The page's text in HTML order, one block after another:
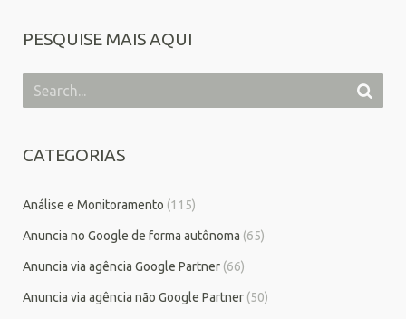
PESQUISE MAIS AQUI
CATEGORIAS
Análise e Monitoramento (115)
Anuncia no Google de forma autônoma (65)
Anuncia via agência Google Partner (66)
Anuncia via agência não Google Partner (50)